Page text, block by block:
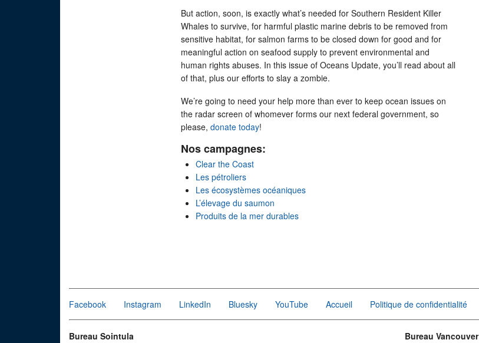
But action, soon, is exactly what’s needed for Southern Resident Killer
Whales to survive, for harmful plastic marine debris to be removed from
sensitive habitat, for salmon farms to be closed down for good and for
meaningful action on seafood supply to prevent environmental and
human rights abuses. In this issue of Oceans Update, you’ll read about all
of that, plus our efforts to slay a zombie.
We’re going to need your help more than ever to keep ocean issues on
the radar screen of whomever forms our next federal government, so
please, donate today!
Nos campagnes:
Clear the Coast
Les pétroliers
Les écosystèmes océaniques
L’élevage du saumon
Produits de la mer durables
Facebook Instagram LinkedIn Bluesky YouTube Accueil Politique de confidentialité
Bureau Sointula Bureau Vancouver